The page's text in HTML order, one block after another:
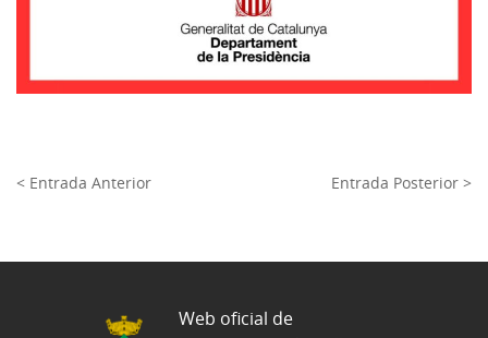
< Entrada Anterior Entrada Posterior >
Web oficial de